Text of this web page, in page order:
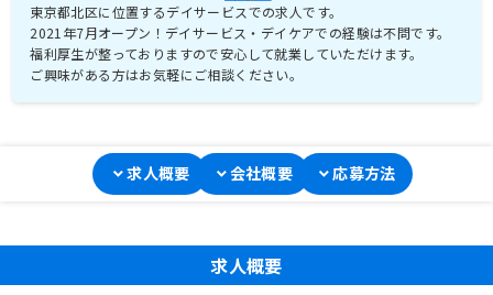
東京都北区に位置するデイサービスでの求人です。
2021年7月オープン！デイサービス・デイケアでの経験は不問です。
福利厚生が整っておりますので安心して就業していただけます。
ご興味がある方はお気軽にご相談ください。
求人概要 会社概要 応募方法
求人概要